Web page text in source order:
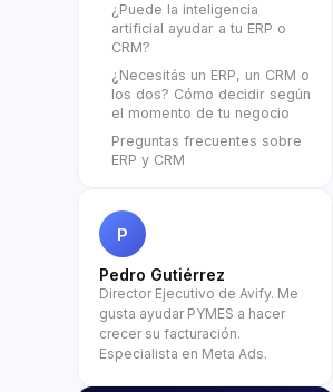
¿Puede la inteligencia
artificial ayudar a tu ERP o
CRM?
¿Necesitás un ERP, un CRM o
los dos? Cómo decidir según
el momento de tu negocio
Preguntas frecuentes sobre
ERP y CRM
P
Pedro Gutiérrez
Director Ejecutivo de Avify. Me
gusta ayudar PYMES a hacer
crecer su facturación.
Especialista en Meta Ads.